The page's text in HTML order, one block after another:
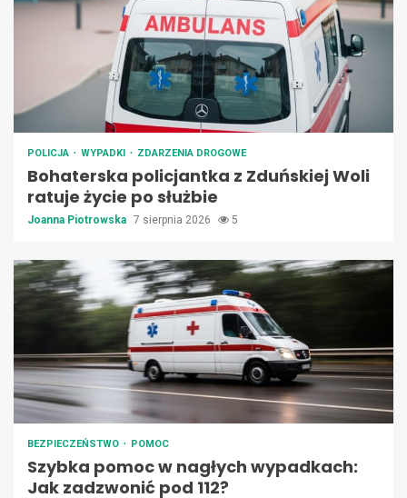
POLICJA WYPADKI ZDARZENIA DROGOWE
Bohaterska policjantka z Zduńskiej Woli
ratuje życie po służbie
Joanna Piotrowska 7 sierpnia 2026 5
BEZPIECZEŃSTWO POMOC
Szybka pomoc w nagłych wypadkach:
Jak zadzwonić pod 112?